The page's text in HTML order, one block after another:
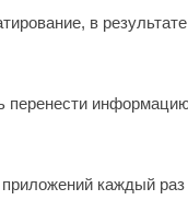
в
перенести
каждый раз